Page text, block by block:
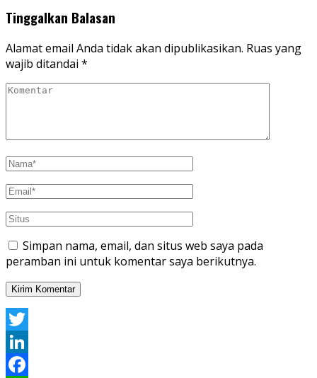
Tinggalkan Balasan
Alamat email Anda tidak akan dipublikasikan. Ruas yang
wajib ditandai *
Simpan nama, email, dan situs web saya pada
peramban ini untuk komentar saya berikutnya.
Twitter
LinkedIn